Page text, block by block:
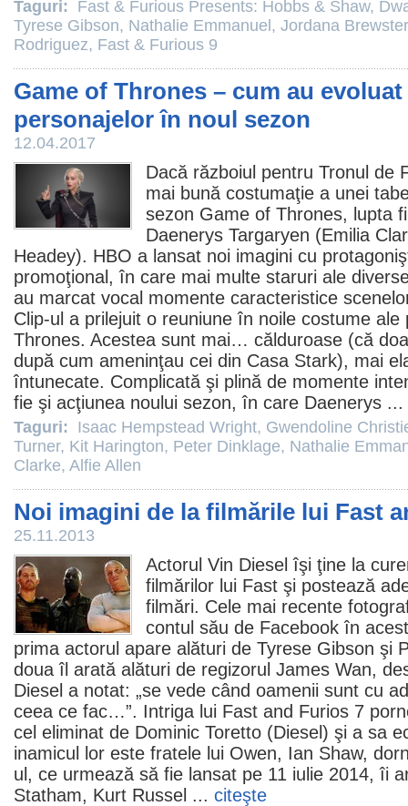
Taguri: Fast & Furious Presents: Hobbs & Shaw,
Tyrese Gibson, Nathalie Emmanuel , Jordana Brewster
Rodriguez, Fast & Furious 9
Game of Thrones – cum au
personajelor în noul sezon
12.04.2017
Dacă războiul pentru Tronul de
mai bună costumaţie a unei
sezon Game of Thrones, lupta
Daenerys Targaryen (Emilia
Headey). HBO a lansat noi imagini cu
promoţional, în care mai multe staruri ale
au marcat vocal momente caracteristice
Clip-ul a prilejuit o reuniune în noile costume
Thrones. Acestea sunt mai… călduroase (că
după cum ameninţau cei din Casa Stark), mai
întunecate. Complicată şi plină de momente
fie şi acţiunea noului sezon, în care Daenerys ...
Taguri: Isaac Hempstead Wright, Gwendoline
Turner, Kit Harington, Peter Dinklage, Nathalie
Clarke, Alfie Allen
Noi imagini de la filmările lui Fast
25.11.2013
Actorul Vin Diesel îşi ţine la
filmărilor lui Fast şi postează
filmări. Cele mai recente
contul său de Facebook în
prima actorul apare alături de Tyrese Gibson şi
doua îl arată alături de regizorul James Wan,
Diesel a notat: „se vede când oamenii sunt cu
ceea ce fac…”. Intriga lui Fast and Furios 7
cel eliminat de Dominic Toretto (Diesel) şi a sa
inamicul lor este fratele lui Owen, Ian Shaw,
ul, ce urmează să fie lansat pe 11 iulie 2014, îi
Statham, Kurt Russel ... citeşte